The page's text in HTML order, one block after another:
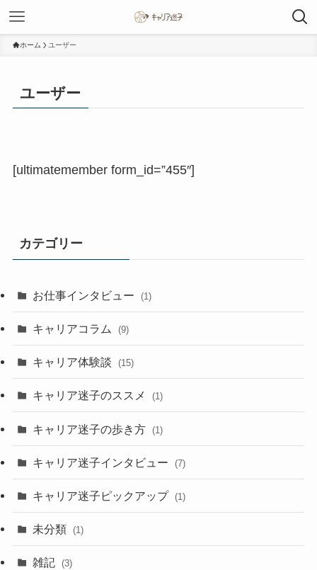
ホーム ユーザー
ユーザー
[ultimatemember form_id=”455″]
カテゴリー
お仕事インタビュー (1)
キャリアコラム (9)
キャリア体験談 (15)
キャリア迷子のススメ (1)
キャリア迷子の歩き方 (1)
キャリア迷子インタビュー (7)
キャリア迷子ピックアップ (1)
未分類 (1)
雑記 (3)